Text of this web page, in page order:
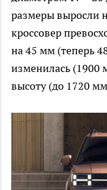
размеры выросли
кроссовер
на 45 мм (теперь
изменилась (1900
высоту (до 1720